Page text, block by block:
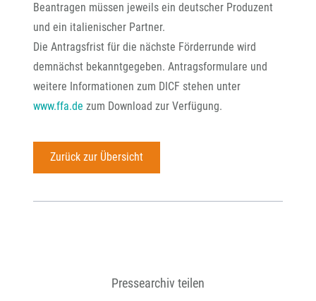
Beantragen müssen jeweils ein deutscher Produzent
und ein italienischer Partner.
Die Antragsfrist für die nächste Förderrunde wird
demnächst bekanntgegeben. Antragsformulare und
weitere Informationen zum DICF stehen unter
www.ffa.de zum Download zur Verfügung.
Zurück zur Übersicht
Pressearchiv teilen